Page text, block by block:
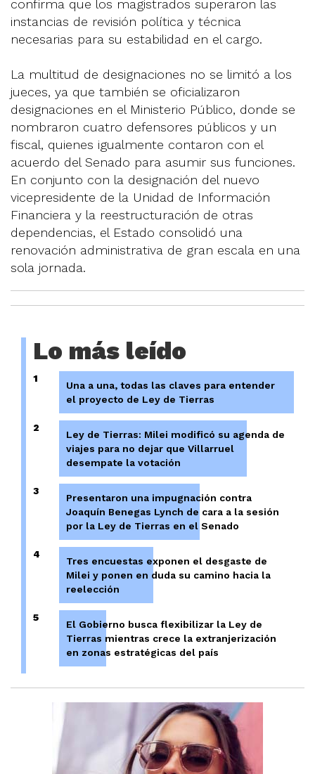
confirma que los magistrados superaron las
instancias de revisión política y técnica
necesarias para su estabilidad en el cargo.
La multitud de designaciones no se limitó a los
jueces, ya que también se oficializaron
designaciones en el Ministerio Público, donde se
nombraron cuatro defensores públicos y un
fiscal, quienes igualmente contaron con el
acuerdo del Senado para asumir sus funciones.
En conjunto con la designación del nuevo
vicepresidente de la Unidad de Información
Financiera y la reestructuración de otras
dependencias, el Estado consolidó una
renovación administrativa de gran escala en una
sola jornada.
Lo más leído
1
Una a una, todas las claves para entender
el proyecto de Ley de Tierras
2
Ley de Tierras: Milei modificó su agenda de
viajes para no dejar que Villarruel
desempate la votación
3
Presentaron una impugnación contra
Joaquín Benegas Lynch de cara a la sesión
por la Ley de Tierras en el Senado
4
Tres encuestas exponen el desgaste de
Milei y ponen en duda su camino hacia la
reelección
5
El Gobierno busca flexibilizar la Ley de
Tierras mientras crece la extranjerización
en zonas estratégicas del país